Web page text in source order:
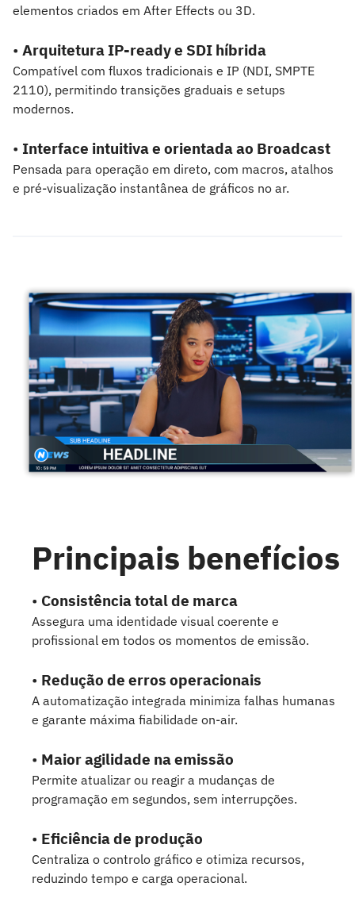
elementos criados em After Effects ou 3D.
• Arquitetura IP-ready e SDI híbrida
Compatível com fluxos tradicionais e IP (NDI, SMPTE
2110), permitindo transições graduais e setups
modernos.
• Interface intuitiva e orientada ao Broadcast
Pensada para operação em direto, com macros, atalhos
e pré-visualização instantânea de gráficos no ar.
Principais benefícios
• Consistência total de marca
Assegura uma identidade visual coerente e
profissional em todos os momentos de emissão.
• Redução de erros operacionais
A automatização integrada minimiza falhas humanas
e garante máxima fiabilidade on-air.
• Maior agilidade na emissão
Permite atualizar ou reagir a mudanças de
programação em segundos, sem interrupções.
• Eficiência de produção
Centraliza o controlo gráfico e otimiza recursos,
reduzindo tempo e carga operacional.